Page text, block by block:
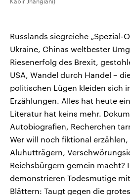
Russlands siegreiche „Spezial-
Ukraine, Chinas weltbester
Riesenerfolg des Brexit,
USA, Wandel durch Handel –
politischen Lügen kleiden sich
Erzählungen. Alles hat heute
Literatur hat keins mehr.
Autobiografien, Recherchen
Wer will noch fiktional
Aluhutträgern,
Reichsbürgern gemein macht?
demonstrieren Todesmutige
Blättern: Taugt gegen die